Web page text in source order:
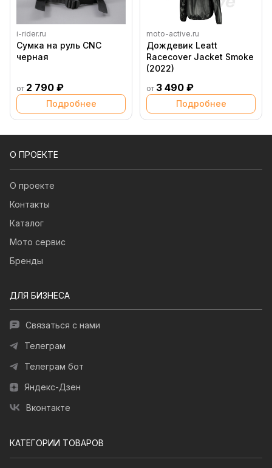
i-rider.ru
Сумка на руль CNC
черная
от 2 790 ₽
Подробнее
moto-active.ru
Дождевик Leatt
Racecover Jacket Smoke
(2022)
от 3 490 ₽
Подробнее
О ПРОЕКТЕ
О проекте
Контакты
Каталог
Мото сервис
Бренды
ДЛЯ БИЗНЕСА
Связаться с нами
Телеграм
Телеграм бот
Яндекс-Дзен
Вконтакте
КАТЕГОРИИ ТОВАРОВ